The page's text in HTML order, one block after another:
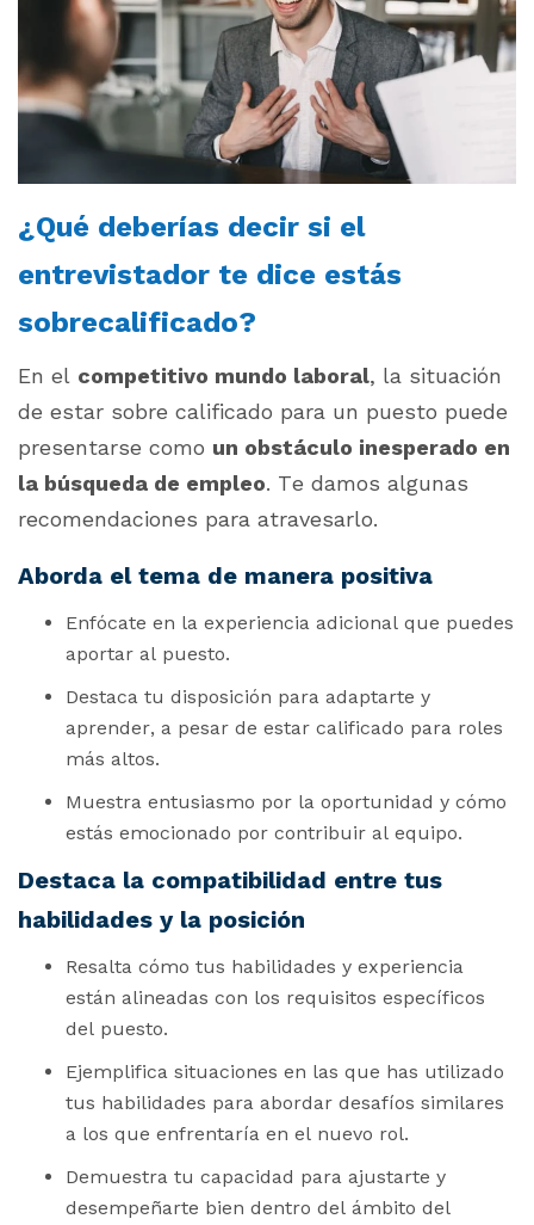
¿Qué deberías decir si el
entrevistador te dice estás
sobrecalificado?
En el competitivo mundo laboral, la situación
de estar sobre calificado para un puesto puede
presentarse como un obstáculo inesperado en
la búsqueda de empleo. Te damos algunas
recomendaciones para atravesarlo.
Aborda el tema de manera positiva
Enfócate en la experiencia adicional que puedes
aportar al puesto.
Destaca tu disposición para adaptarte y
aprender, a pesar de estar calificado para roles
más altos.
Muestra entusiasmo por la oportunidad y cómo
estás emocionado por contribuir al equipo.
Destaca la compatibilidad entre tus
habilidades y la posición
Resalta cómo tus habilidades y experiencia
están alineadas con los requisitos específicos
del puesto.
Ejemplifica situaciones en las que has utilizado
tus habilidades para abordar desafíos similares
a los que enfrentaría en el nuevo rol.
Demuestra tu capacidad para ajustarte y
desempeñarte bien dentro del ámbito del